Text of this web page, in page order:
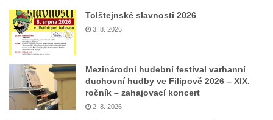
Kovanicích
Pomník obětem válek v Kněževsi
Trutnově
Pomník obětem koncentračního tábora na
hřbitově v Rychnově u Jablonce nad Nisou
Tolštejnské slavnosti 2026
3. 8. 2026
Mezinárodní hudební festival varhanní
duchovní hudby ve Filipově 2026 – XIX.
ročník – zahajovací koncert
2. 8. 2026